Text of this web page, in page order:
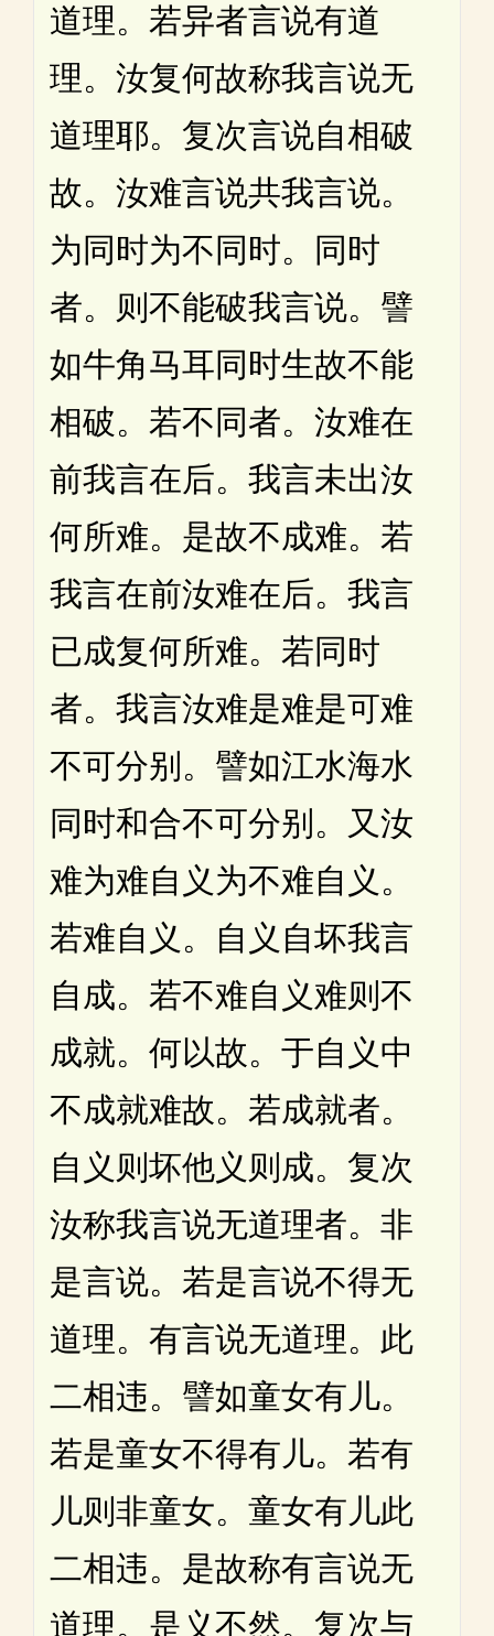
道理。若异者言说有道
理。汝复何故称我言说无
道理耶。复次言说自相破
故。汝难言说共我言说。
为同时为不同时。同时
者。则不能破我言说。譬
如牛角马耳同时生故不能
相破。若不同者。汝难在
前我言在后。我言未出汝
何所难。是故不成难。若
我言在前汝难在后。我言
已成复何所难。若同时
者。我言汝难是难是可难
不可分别。譬如江水海水
同时和合不可分别。又汝
难为难自义为不难自义。
若难自义。自义自坏我言
自成。若不难自义难则不
成就。何以故。于自义中
不成就难故。若成就者。
自义则坏他义则成。复次
汝称我言说无道理者。非
是言说。若是言说不得无
道理。有言说无道理。此
二相违。譬如童女有儿。
若是童女不得有儿。若有
儿则非童女。童女有儿此
二相违。是故称有言说无
道理。是义不然。复次与